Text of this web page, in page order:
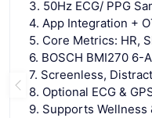
3. 50Hz ECG/ PPG
4. App Integration +
5. Core Metrics: HR,
6. BOSCH BMI270 6-
7. Screenless,
8. Optional ECG &
9. Supports Wellness